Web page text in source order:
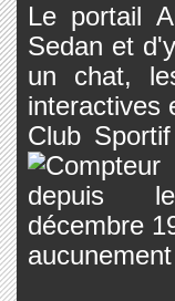
Le portail
Sedan et
un chat,
interactives
Club